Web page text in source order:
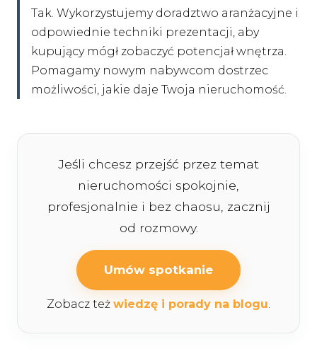
Tak. Wykorzystujemy doradztwo aranżacyjne i
odpowiednie techniki prezentacji, aby
kupujący mógł zobaczyć potencjał wnętrza.
Pomagamy nowym nabywcom dostrzec
możliwości, jakie daje Twoja nieruchomość.
Jeśli chcesz przejść przez temat
nieruchomości spokojnie,
profesjonalnie i bez chaosu, zacznij
od rozmowy.
Umów spotkanie
Zobacz też wiedzę i porady na blogu.